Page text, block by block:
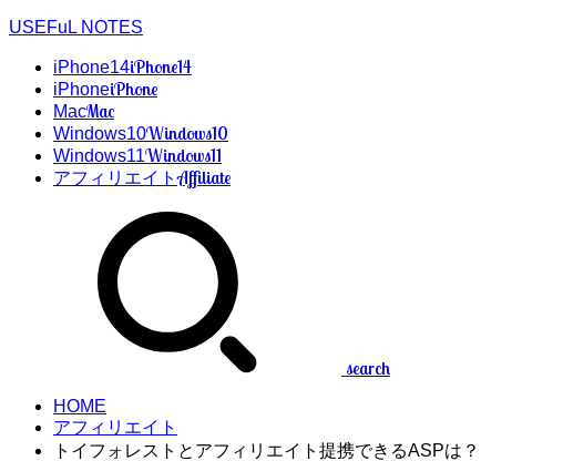
USEFuL NOTES
iPhone14iPhone14
iPhoneiPhone
MacMac
Windows10Windows10
Windows11Windows11
アフィリエイトAffiliate
search
HOME
アフィリエイト
トイフォレストとアフィリエイト提携できるASPは？